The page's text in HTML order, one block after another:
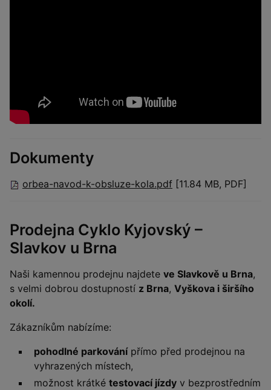
Dokumenty
orbea-navod-k-obsluze-kola.pdf [11.84 MB, PDF]
Prodejna Cyklo Kyjovský –
Slavkov u Brna
Naši kamennou prodejnu najdete ve Slavkově u Brna,
s velmi dobrou dostupností z Brna, Vyškova i širšího
okolí.
Zákazníkům nabízíme:
pohodlné parkovánípřímo před prodejnou na
vyhrazených místech,
možnost krátké testovací jízdy v bezprostředním